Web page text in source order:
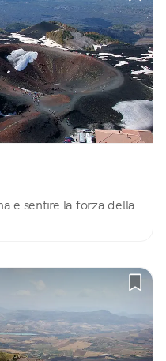
e sentire la forza della